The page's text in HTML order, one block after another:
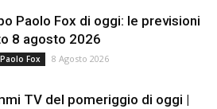
Paolo Fox di oggi: le previsioni
8 agosto 2026
Fox 8 Agosto 2026
TV del pomeriggio di oggi |